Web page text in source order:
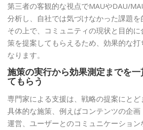
第三者の客観的な視点でMAUやDAU/
分析し、自社では気づけなかった課題を
その上で、コミュニティの現状と目的
策を提案してもらえるため、効果的な打
なります。
施策の実行から効果測定までを
てもらう
専門家による支援は、戦略の提案にとど
具体的な施策、例えばコンテンツの企
運営、ユーザーとのコミュニケーショ